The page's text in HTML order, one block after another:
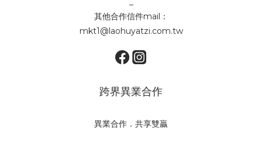
其他合作信件mail：
mkt1@laohuyatzi.com.tw
跨界異業合作
異業合作．共享雙贏